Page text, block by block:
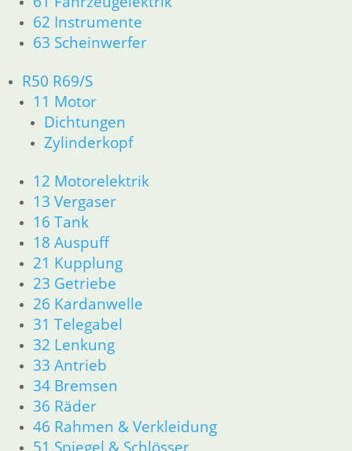
62 Instrumente
63 Scheinwerfer
R50 R69/S
11 Motor
Dichtungen
Zylinderkopf
12 Motorelektrik
13 Vergaser
16 Tank
18 Auspuff
21 Kupplung
23 Getriebe
26 Kardanwelle
31 Telegabel
32 Lenkung
33 Antrieb
34 Bremsen
36 Räder
46 Rahmen & Verkleidung
51 Spiegel & Schlösser
13 Vergaser
16 Tank
18 Auspuff
23 Getriebe
31 Telegabel
32 Lenkung
33 Antrieb
36 Räder
46 Rahmen Verkleidung R25/3
51 Spiegel & Schlösser
61 Fahrzeugelektrik
62 Instrumente
63 Scheinwerfer
R26 & R27
11 Motor
Dichtungen
Zylinderkopf r26-r27
12 Motorelektrik
13 Vergaser
16 Tank
18 Auspuff
21 Kupplung